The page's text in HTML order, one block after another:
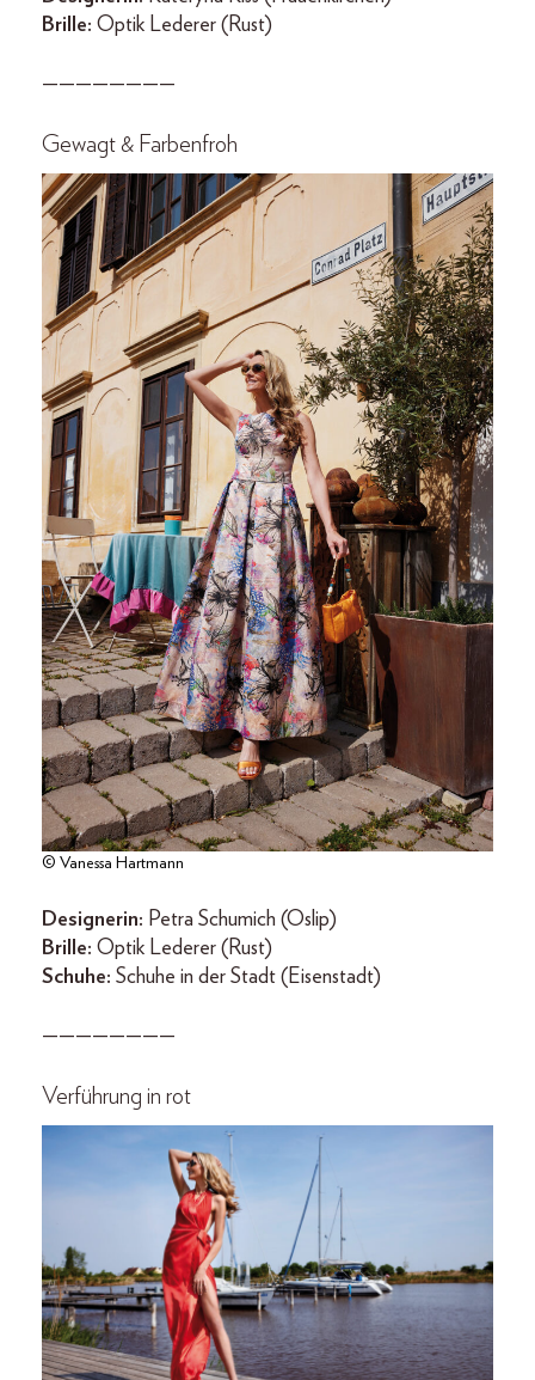
Brille: Optik Lederer (Rust)
————————
Gewagt & Farbenfroh
© Vanessa Hartmann
Designerin: Petra Schumich (Oslip)
Brille: Optik Lederer (Rust)
Schuhe: Schuhe in der Stadt (Eisenstadt)
————————
Verführung in rot